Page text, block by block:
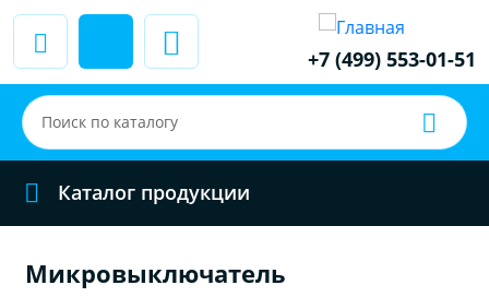
+7 (499) 553-01-51
Каталог продукции
Микровыключатель